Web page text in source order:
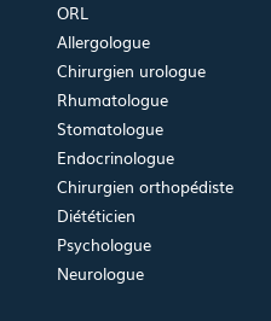
ORL
Allergologue
Chirurgien urologue
Rhumatologue
Stomatologue
Endocrinologue
Chirurgien orthopédiste
Diététicien
Psychologue
Neurologue